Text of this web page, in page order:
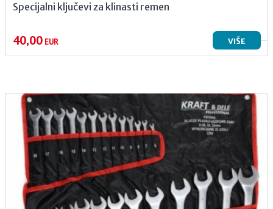
Specijalni ključevi za klinasti remen
40,00EUR VIŠE